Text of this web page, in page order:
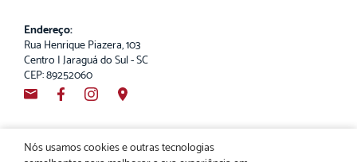
Nós usamos cookies e outras tecnologias
Endereço:
Rua Henrique Piazera, 103
Centro | Jaraguá do Sul - SC
CEP: 89252060